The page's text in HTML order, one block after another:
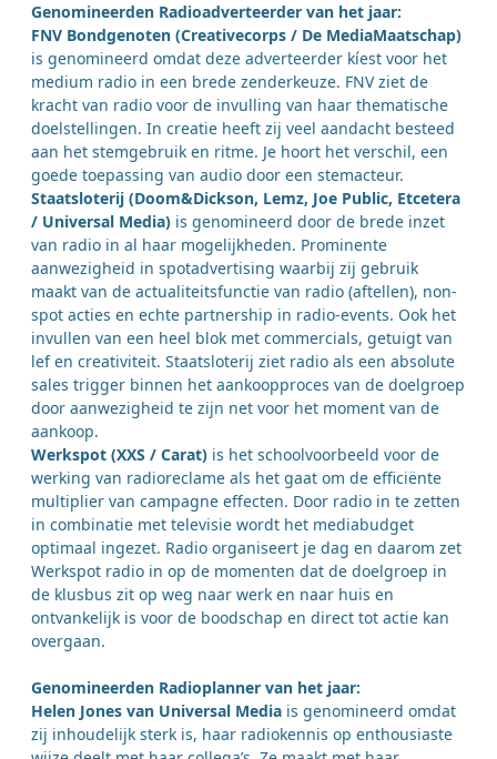
Genomineerden Radioadverteerder van het jaar:
FNV Bondgenoten (Creativecorps / De MediaMaatschap)
is genomineerd omdat deze adverteerder kíest voor het
medium radio in een brede zenderkeuze. FNV ziet de
kracht van radio voor de invulling van haar thematische
doelstellingen. In creatie heeft zij veel aandacht besteed
aan het stemgebruik en ritme. Je hoort het verschil, een
goede toepassing van audio door een stemacteur.
Staatsloterij (Doom&Dickson, Lemz, Joe Public, Etcetera
/ Universal Media) is genomineerd door de brede inzet
van radio in al haar mogelijkheden. Prominente
aanwezigheid in spotadvertising waarbij zij gebruik
maakt van de actualiteitsfunctie van radio (aftellen), non-
spot acties en echte partnership in radio-events. Ook het
invullen van een heel blok met commercials, getuigt van
lef en creativiteit. Staatsloterij ziet radio als een absolute
sales trigger binnen het aankoopproces van de doelgroep
door aanwezigheid te zijn net voor het moment van de
aankoop.
Werkspot (XXS / Carat) is het schoolvoorbeeld voor de
werking van radioreclame als het gaat om de efficiënte
multiplier van campagne effecten. Door radio in te zetten
in combinatie met televisie wordt het mediabudget
optimaal ingezet. Radio organiseert je dag en daarom zet
Werkspot radio in op de momenten dat de doelgroep in
de klusbus zit op weg naar werk en naar huis en
ontvankelijk is voor de boodschap en direct tot actie kan
overgaan.
Genomineerden Radioplanner van het jaar:
Helen Jones van Universal Media is genomineerd omdat
zij inhoudelijk sterk is, haar radiokennis op enthousiaste